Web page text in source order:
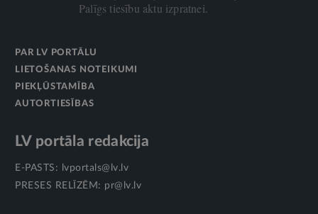
Palīgs tiesību aktu izpratnei.
PAR LV PORTĀLU
LIETOŠANAS NOTEIKUMI
PIEKĻŪSTAMĪBA
AUTORTIESĪBAS
LV portāla redakcija
E-PASTS:
lvportals@lv.lv
PRESES RELĪZĒM: pr@lv.lv